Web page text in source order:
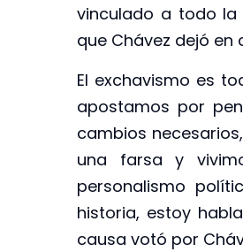
vinculado a todo
que Chávez dejó
El exchavismo es
apostamos por
cambios
una farsa y
personalismo
historia, estoy
causa votó por